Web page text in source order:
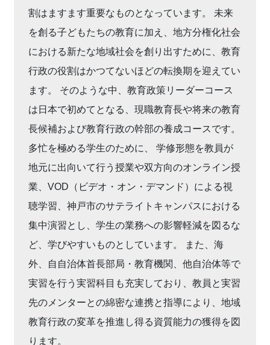
割はますます重要なものとなっています。 未来
を創る子どもたちの教育に加え、地方分権化社会
における新たな地域社会を創り出すために、教育
行政の役割はかつてないほどの転換期を迎えてい
ます。 そのような中、教育政策リーダーコース
は日本で初めてとなる、現職教育長や将来の教育
長候補および教育行政の幹部の養成コースです。
多忙を極める学生のために、 学修形態を教員が
地元に出向いて行う授業や双方向のオンライン授
業、VOD（ビデオ・オン・デマンド）による視
聴学習、神戸市のサテライトキャンパスにおける
集中演習とし、学生の業務への影響軽減を図るな
ど、学びやすいものとしています。 また、海
外、自自治体首長部局・教育機関、他自治体等で
実習を行う実習科目も充実しており、教員と実習
先のメンターとの綿密な連携と指導により、地域
教育行政の変革を推進し得る資質能力の獲得を図
ります。